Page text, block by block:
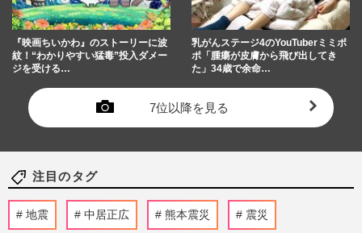
『映画ちいかわ』のストーリーに波
紋！“わかりやすい猛毒”投入ダメー
ジを受ける…
乳がんステージ4のYouTuberミミポ
ポ「腫瘍が皮膚から飛び出してき
た」34歳で余命…
7位以降を見る
注目のタグ
地震 中居正広 熊本震災 震災